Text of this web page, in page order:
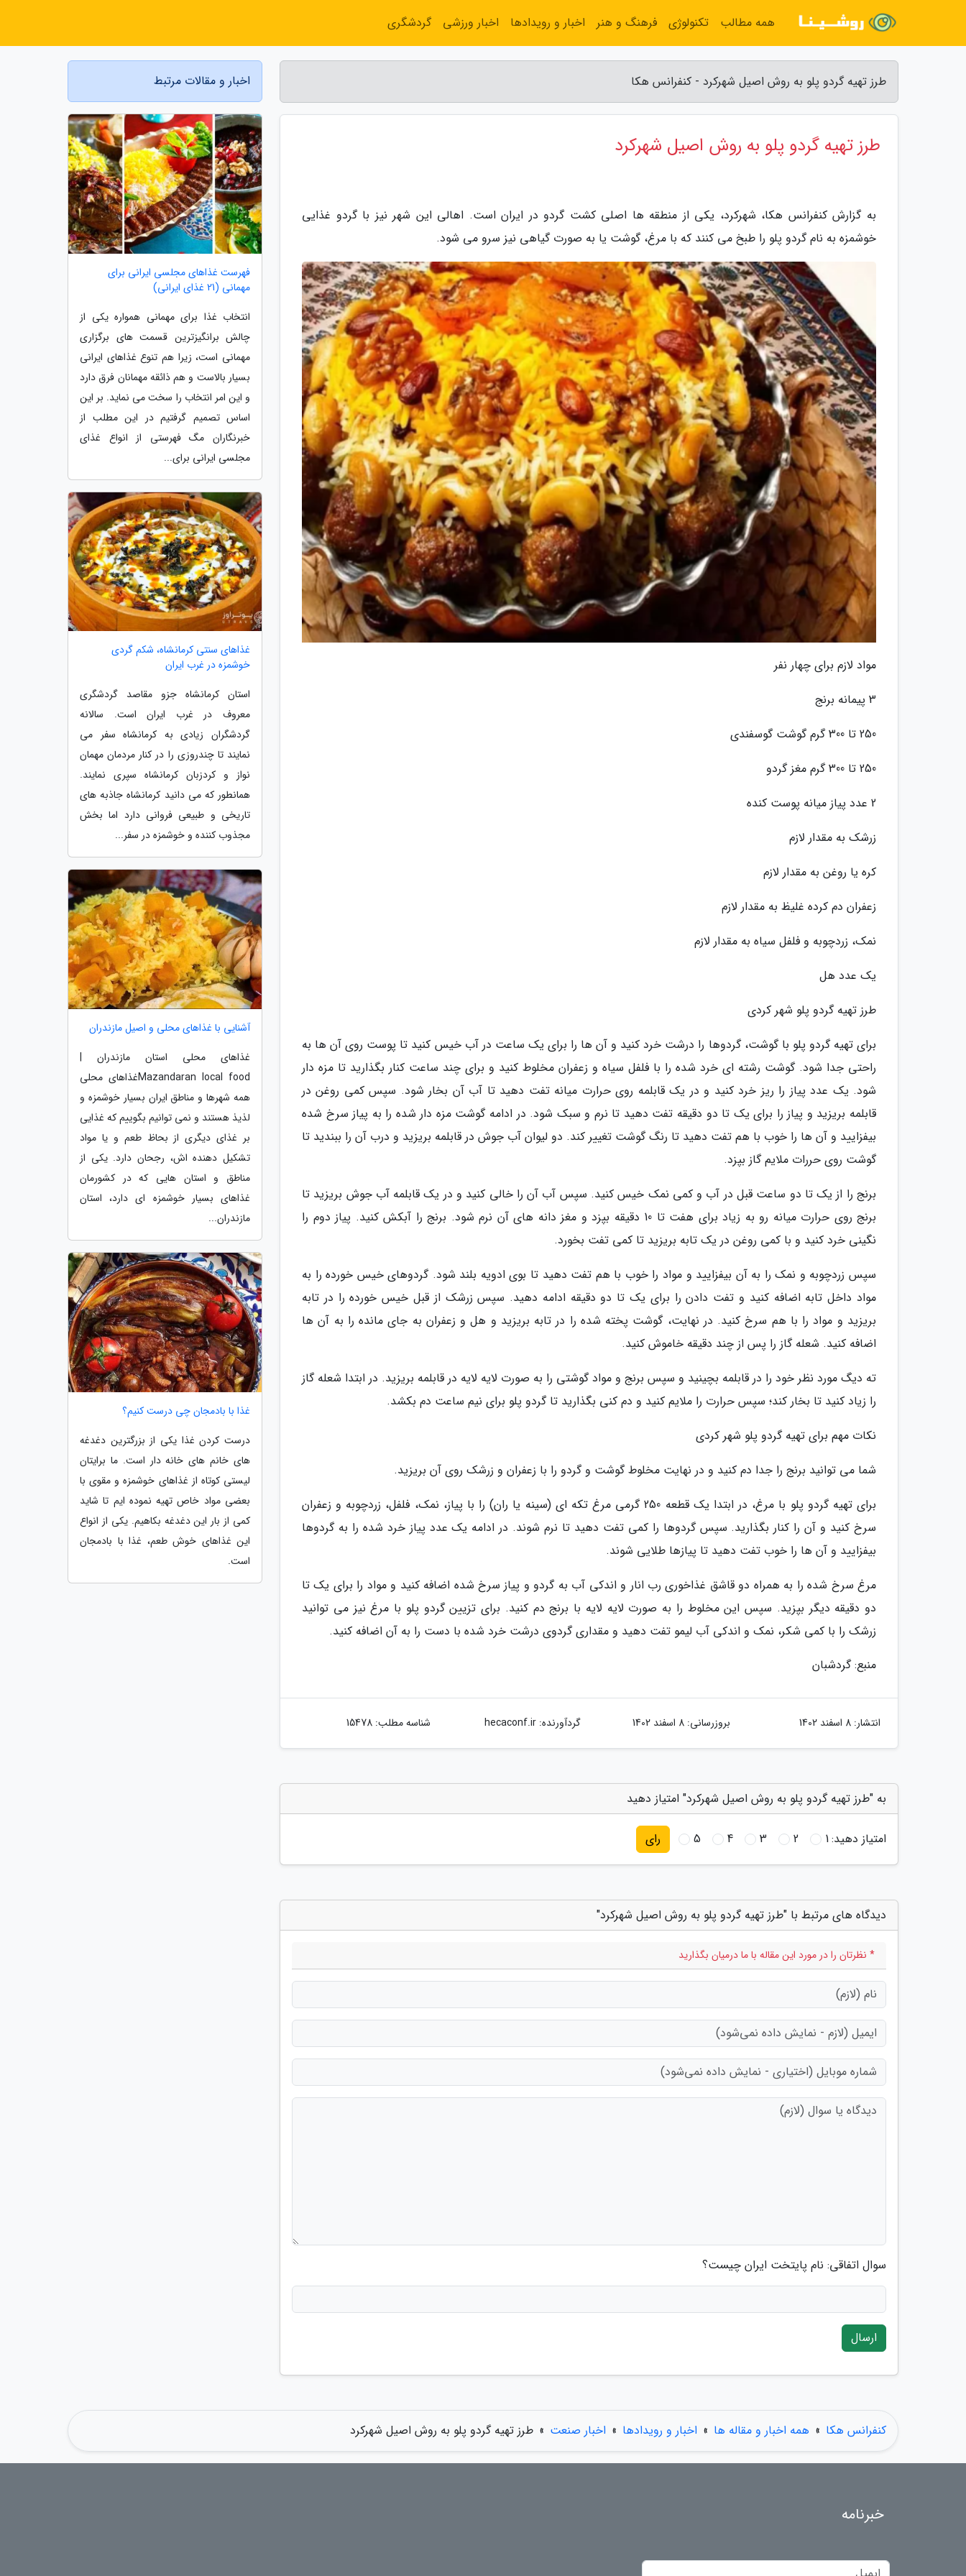
طرز تهیه گردو پلو به روش اصیل شهرکرد - کنفرانس هکا
طرز تهیه گردو پلو به روش اصیل شهرکرد
به گزارش کنفرانس هکا، شهرکرد، یکی از منطقه ها اصلی کشت گردو در ایران است. اهالی این شهر نیز با گردو غذایی
خوشمزه به نام گردو پلو را طبخ می کنند که با مرغ، گوشت یا به صورت گیاهی نیز سرو می شود.
مواد لازم برای چهار نفر
3 پیمانه برنج
250 تا 300 گرم گوشت گوسفندی
250 تا 300 گرم مغز گردو
2 عدد پیاز میانه پوست کنده
زرشک به مقدار لازم
کره یا روغن به مقدار لازم
زعفران دم کرده غلیظ به مقدار لازم
نمک، زردچوبه و فلفل سیاه به مقدار لازم
یک عدد هل
طرز تهیه گردو پلو شهر کردی
برای تهیه گردو پلو با گوشت، گردوها را درشت خرد کنید و آن ها را برای یک ساعت در آب خیس کنید تا پوست روی آن ها به
راحتی جدا شود. گوشت رشته ای خرد شده را با فلفل سیاه و زعفران مخلوط کنید و برای چند ساعت کنار بگذارید تا مزه دار
شود. یک عدد پیاز را ریز خرد کنید و در یک قابلمه روی حرارت میانه تفت دهید تا آب آن بخار شود. سپس کمی روغن در
قابلمه بریزید و پیاز را برای یک تا دو دقیقه تفت دهید تا نرم و سبک شود. در ادامه گوشت مزه دار شده را به پیاز سرخ شده
بیفزایید و آن ها را خوب با هم تفت دهید تا رنگ گوشت تغییر کند. دو لیوان آب جوش در قابلمه بریزید و درب آن را ببندید تا
گوشت روی حررات ملایم گاز بپزد.
برنج را از یک تا دو ساعت قبل در آب و کمی نمک خیس کنید. سپس آب آن را خالی کنید و در یک قابلمه آب جوش بریزید تا
برنج روی حرارت میانه رو به زیاد برای هفت تا 10 دقیقه بپزد و مغز دانه های آن نرم شود. برنج را آبکش کنید. پیاز دوم را
نگینی خرد کنید و با کمی روغن در یک تابه بریزید تا کمی تفت بخورد.
سپس زردچوبه و نمک را به آن بیفزایید و مواد را خوب با هم تفت دهید تا بوی ادویه بلند شود. گردوهای خیس خورده را به
مواد داخل تابه اضافه کنید و تفت دادن را برای یک تا دو دقیقه ادامه دهید. سپس زرشک از قبل خیس خورده را در تابه
بریزید و مواد را با هم سرخ کنید. در نهایت، گوشت پخته شده را در تابه بریزید و هل و زعفران به جای مانده را به آن ها
اضافه کنید. شعله گاز را پس از چند دقیقه خاموش کنید.
ته دیگ مورد نظر خود را در قابلمه بچینید و سپس برنج و مواد گوشتی را به صورت لایه لایه در قابلمه بریزید. در ابتدا شعله گاز
را زیاد کنید تا بخار کند؛ سپس حرارت را ملایم کنید و دم کنی بگذارید تا گردو پلو برای نیم ساعت دم بکشد.
نکات مهم برای تهیه گردو پلو شهر کردی
شما می توانید برنج را جدا دم کنید و در نهایت مخلوط گوشت و گردو را با زعفران و زرشک روی آن بریزید.
برای تهیه گردو پلو با مرغ، در ابتدا یک قطعه 250 گرمی مرغ تکه ای (سینه یا ران) را با پیاز، نمک، فلفل، زردچوبه و زعفران
سرخ کنید و آن را کنار بگذارید. سپس گردوها را کمی تفت دهید تا نرم شوند. در ادامه یک عدد پیاز خرد شده را به گردوها
بیفزایید و آن ها را خوب تفت دهید تا پیازها طلایی شوند.
مرغ سرخ شده را به همراه دو قاشق غذاخوری رب انار و اندکی آب به گردو و پیاز سرخ شده اضافه کنید و مواد را برای یک تا
دو دقیقه دیگر بپزید. سپس این مخلوط را به صورت لایه لایه با برنج دم کنید. برای تزیین گردو پلو با مرغ نیز می توانید
زرشک را با کمی شکر، نمک و اندکی آب لیمو تفت دهید و مقداری گردوی درشت خرد شده با دست را به آن اضافه کنید.
منبع: گردشبان
انتشار: 8 اسفند 1402 بروزرسانی: 8 اسفند 1402 گردآورنده:hecaconf.ir شناسه مطلب: 15478
به "طرز تهیه گردو پلو به روش اصیل شهرکرد" امتیاز دهید
امتیاز دهید:1
2
3
4
5 رای
دیدگاه های مرتبط با "طرز تهیه گردو پلو به روش اصیل شهرکرد"
* نظرتان را در مورد این مقاله با ما درمیان بگذارید
سوال اتفاقی: نام پایتخت ایران چیست؟
ارسال
اخبار و مقالات مرتبط
فهرست غذاهای مجلسی ایرانی برای
مهمانی (21 غذای ایرانی)
انتخاب غذا برای مهمانی همواره یکی از
چالش برانگیزترین قسمت های برگزاری
مهمانی است، زیرا هم تنوع غذاهای ایرانی
بسیار بالاست و هم ذائقه مهمانان فرق دارد
و این امر انتخاب را سخت می نماید. بر این
اساس تصمیم گرفتیم در این مطلب از
خبرنگاران مگ فهرستی از انواع غذای
مجلسی ایرانی برای...
غذاهای سنتی کرمانشاه، شکم گردی
خوشمزه در غرب ایران
استان کرمانشاه جزو مقاصد گردشگری
معروف در غرب ایران است. سالانه
گردشگران زیادی به کرمانشاه سفر می
نمایند تا چندروزی را در کنار مردمان مهمان
نواز و کردزبان کرمانشاه سپری نمایند.
همانطور که می دانید کرمانشاه جاذبه های
تاریخی و طبیعی فروانی دارد اما بخش
مجذوب کننده و خوشمزه در سفر...
آشنایی با غذاهای محلی و اصیل مازندران
غذاهای محلی استان مازندران |
Mazandaran local foodغذاهای محلی
همه شهرها و مناطق ایران بسیار خوشمزه و
لذیذ هستند و نمی توانیم بگوییم که غذایی
بر غذای دیگری از بحاظ طعم و یا مواد
تشکیل دهنده اش، رجحان دارد. یکی از
مناطق و استان هایی که در کشورمان
غذاهای بسیار خوشمزه ای دارد، استان
مازندران...
غذا با بادمجان چی درست کنیم؟
درست کردن غذا یکی از بزرگترین دغدغه
های خانم های خانه دار است. ما برایتان
لیستی کوتاه از غذاهای خوشمزه و مقوی با
بعضی مواد خاص تهیه نموده ایم تا شاید
کمی از بار این دغدغه بکاهیم. یکی از انواع
این غذاهای خوش طعم، غذا با بادمجان
است.
کنفرانس هکا » همه اخبار و مقاله ها » اخبار و رویدادها » اخبار صنعت » طرز تهیه گردو پلو به روش اصیل شهرکرد
همه مطالب تکنولوژی فرهنگ و هنر اخبار و رویدادها اخبار ورزشی گردشگری
خبرنامه